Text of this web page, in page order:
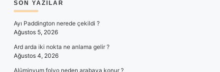
SIDEBAR
SON YAZILAR
Ayı Paddington nerede çekildi ?
Ağustos 5, 2026
Ard arda iki nokta ne anlama gelir ?
Ağustos 4, 2026
Alüminyum folyo neden arabaya konur ?